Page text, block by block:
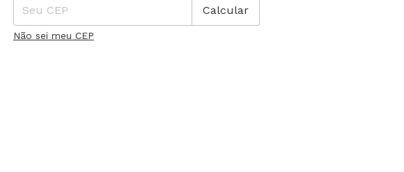
Calcular
Não sei meu CEP